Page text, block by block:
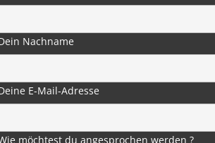
Nachname
E-Mail-Adresse
möchtest du angesprochen werden ?